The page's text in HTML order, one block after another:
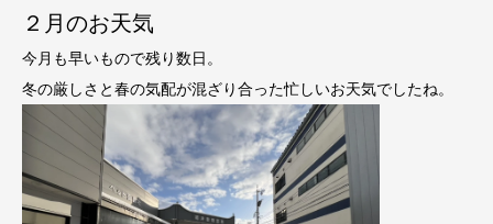
２月のお天気
今月も早いもので残り数日。
冬の厳しさと春の気配が混ざり合った忙しいお天気でしたね。